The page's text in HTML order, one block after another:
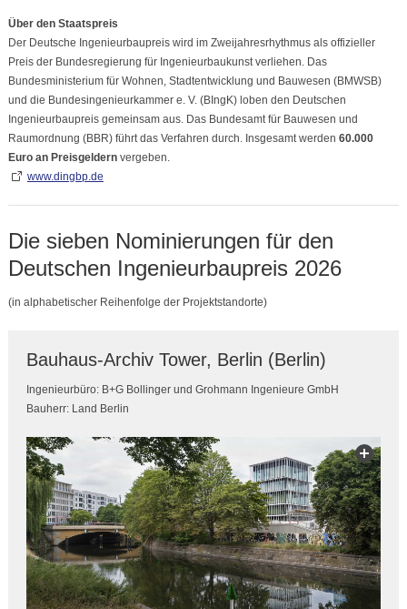
Über den Staatspreis
Der Deutsche Ingenieurbaupreis wird im Zweijahresrhythmus als offizieller
Preis der Bundesregierung für Ingenieurbaukunst verliehen. Das
Bundesministerium für Wohnen, Stadtentwicklung und Bauwesen (BMWSB)
und die Bundesingenieurkammer e. V. (BIngK) loben den Deutschen
Ingenieurbaupreis gemeinsam aus. Das Bundesamt für Bauwesen und
Raumordnung (BBR) führt das Verfahren durch. Insgesamt werden 60.000
Euro an Preisgeldernvergeben.
www.dingbp.de
Die sieben Nominierungen für den
Deutschen Ingenieurbaupreis 2026
(in alphabetischer Reihenfolge der Projektstandorte)
Bauhaus-Archiv Tower, Berlin (Berlin)
Ingenieurbüro: B+G Bollinger und Grohmann Ingenieure GmbH
Bauherr: Land Berlin